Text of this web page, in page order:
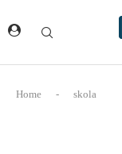
Home - skola